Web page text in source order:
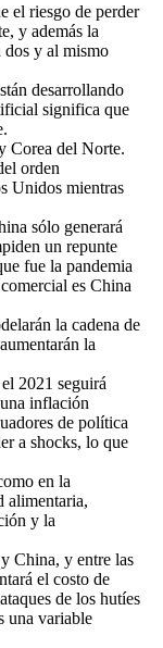
el riesgo de perder
y además la
dos y al mismo
desarrollando
significa que
Corea del Norte.
orden
Unidos mientras
sólo generará
un repunte
fue la pandemia
es China
la cadena de
la
2021 seguirá
inflación
de política
a shocks, lo que
en la
alimentaria,
y la
China, y entre las
el costo de
de los hutíes
una variable